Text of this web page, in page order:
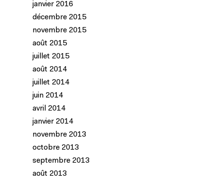
janvier 2016
décembre 2015
novembre 2015
août 2015
juillet 2015
août 2014
juillet 2014
juin 2014
avril 2014
janvier 2014
novembre 2013
octobre 2013
septembre 2013
août 2013